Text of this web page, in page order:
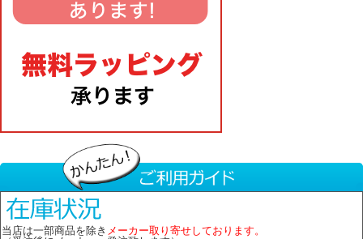
当店は一部商品を除き メーカー取り寄せしております。